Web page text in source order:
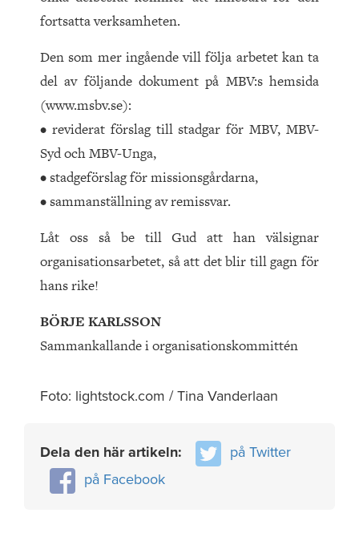
fortsatta verksamheten.
Den som mer ingående vill följa arbetet kan ta
del av följande dokument på MBV:s hemsida
(www.msbv.se):
• reviderat förslag till stadgar för MBV, MBV-
Syd och MBV-Unga,
• stadgeförslag för missionsgårdarna,
• sammanställning av remissvar.
Låt oss så be till Gud att han välsignar
organisationsarbetet, så att det blir till gagn för
hans rike!
BÖRJE KARLSSON
Sammankallande i organisationskommittén
Foto: lightstock.com / Tina Vanderlaan
Dela den här artikeln:
på Twitter
på Facebook